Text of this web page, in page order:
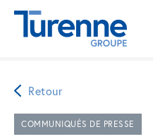
Retour
COMMUNIQUÉS DE PRESSE